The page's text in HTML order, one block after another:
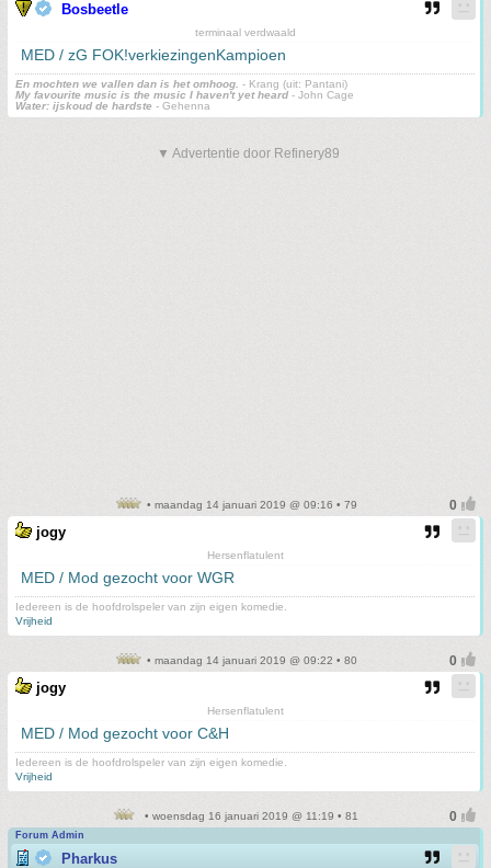
Bosbeetle
terminaal verdwaald
MED / zG FOK!verkiezingenKampioen
En mochten we vallen dan is het omhoog. - Krang (uit: Pantani)
My favourite music is the music I haven't yet heard - John Cage
Water: ijskoud de hardste - Gehenna
▼ Advertentie door Refinery89
• maandag 14 januari 2019 @ 09:16 • 79
jogy
Hersenflatulent
MED / Mod gezocht voor WGR
Iedereen is de hoofdrolspeler van zijn eigen komedie.
Vrijheid
• maandag 14 januari 2019 @ 09:22 • 80
jogy
Hersenflatulent
MED / Mod gezocht voor C&H
Iedereen is de hoofdrolspeler van zijn eigen komedie.
Vrijheid
• woensdag 16 januari 2019 @ 11:19 • 81
Forum Admin
Pharkus